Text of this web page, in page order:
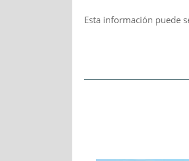
Esta información puede